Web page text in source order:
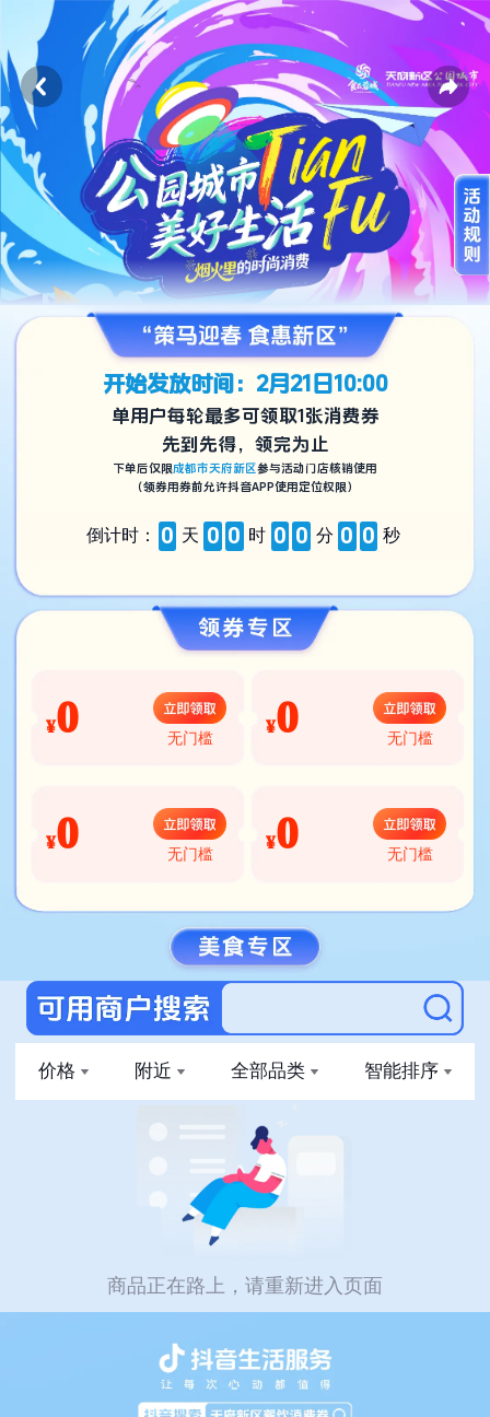
倒计时： 0 天 0 0 时 0 0 分 0 0 秒
开始发放时间：2月21日10:00
单用户每轮最多可领取1张消费券
先到先得，领完为止
下单后仅限成都市天府新区参与活动门店核销使用
（领券用券前允许抖音APP使用定位权限）
¥0 无门槛
¥0 无门槛
¥0 无门槛
¥0 无门槛
价格 附近 全部品类 智能排序
商品正在路上，请重新进入页面